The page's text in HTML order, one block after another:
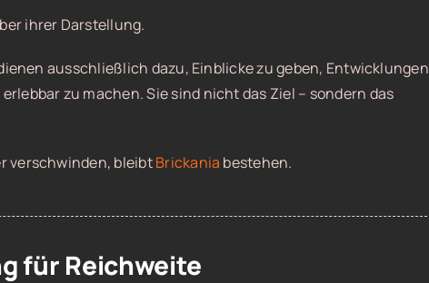
ihrer Darstellung.
ausschließlich dazu, Einblicke zu geben, Entwicklungen
erlebbar zu machen. Sie sind nicht das Ziel – sondern das
verschwinden, bleibtBrickania bestehen.
für Reichweite